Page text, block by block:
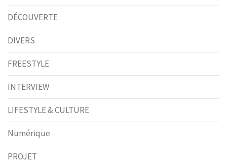
DÉCOUVERTE
DIVERS
FREESTYLE
INTERVIEW
LIFESTYLE & CULTURE
Numérique
PROJET